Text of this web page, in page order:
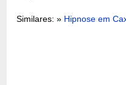
Similares: » Hipnose em